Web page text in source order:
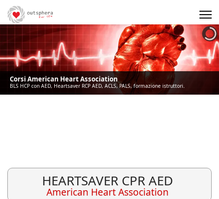
Corsi American Heart Association
BLS HCP con AED, Heartsaver RCP AED, ACLS, PALS, formazione istruttori.
HEARTSAVER CPR AED
American Heart Association